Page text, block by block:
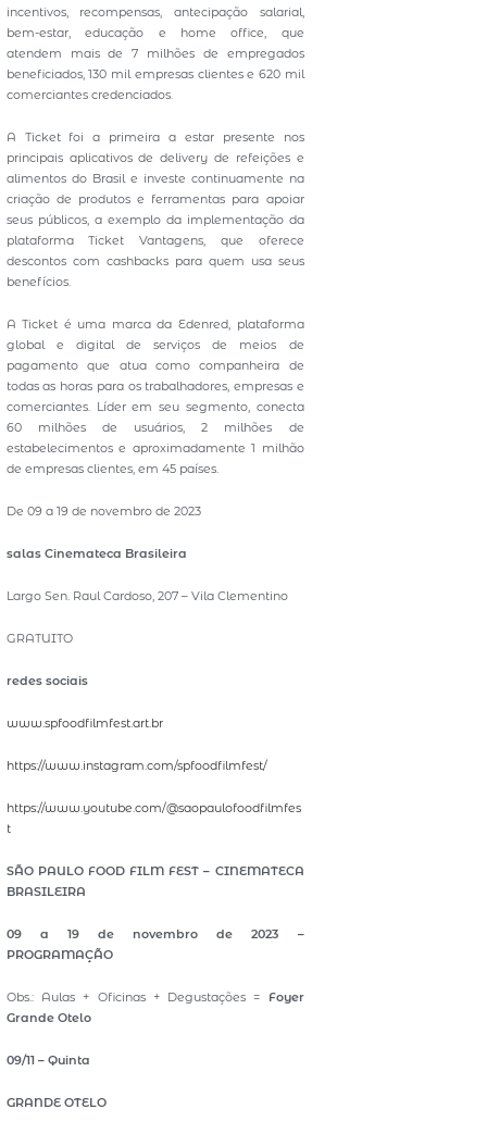
incentivos, recompensas, antecipação salarial,
bem-estar, educação e home office, que
atendem mais de 7 milhões de empregados
beneficiados, 130 mil empresas clientes e 620 mil
comerciantes credenciados.
A Ticket foi a primeira a estar presente nos
principais aplicativos de delivery de refeições e
alimentos do Brasil e investe continuamente na
criação de produtos e ferramentas para apoiar
seus públicos, a exemplo da implementação da
plataforma Ticket Vantagens, que oferece
descontos com cashbacks para quem usa seus
benefícios.
A Ticket é uma marca da Edenred, plataforma
global e digital de serviços de meios de
pagamento que atua como companheira de
todas as horas para os trabalhadores, empresas e
comerciantes. Líder em seu segmento, conecta
60 milhões de usuários, 2 milhões de
estabelecimentos e aproximadamente 1 milhão
de empresas clientes, em 45 países.
De 09 a 19 de novembro de 2023
salas Cinemateca Brasileira
Largo Sen. Raul Cardoso, 207 – Vila Clementino
GRATUITO
redes sociais
www.spfoodfilmfest.art.br
https://www.instagram.com/spfoodfilmfest/
https://www.youtube.com/@saopaulofoodfilmfes
t
SÃO PAULO FOOD FILM FEST – CINEMATECA
BRASILEIRA
09 a 19 de novembro de 2023 –
PROGRAMAÇÃO
Obs.: Aulas + Oficinas + Degustações =
Foyer
Grande Otelo
09/11 – Quinta
GRANDE OTELO